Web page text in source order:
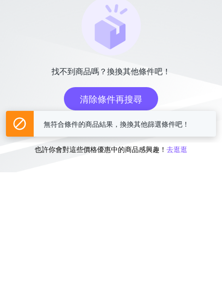
找不到商品嗎？換換其他條件吧！
清除條件再搜尋
或
也許你會對這些價格優惠中的商品感興趣！ 去逛逛
無符合條件的商品結果，換換其他篩選條件吧！